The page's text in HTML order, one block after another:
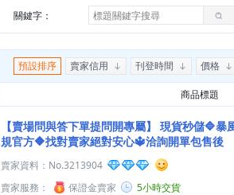
關鍵字：
預設排序 賣家信用 刊登時間 價格
商品標題
【賣場問與答下單提問開專屬】
現貨秒儲🔷暴
規官方🔶找對賣家絕對安心🔱洽詢開單包售後
賣家資料： No.3213904
賣家服務：
保證金賣家
5小時交貨